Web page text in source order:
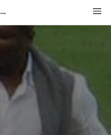
슈퍼로봇대전 연구소 (구글로 이사중)